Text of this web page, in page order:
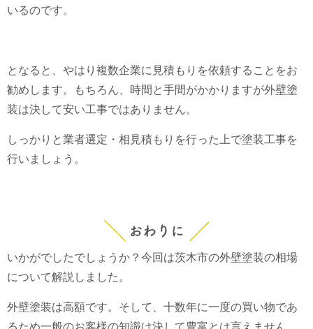
いるのです。
となると、やはり複数企業に見積もりを依頼することをお
勧めします。もちろん、時間と手間がかかりますが外壁塗
装は決して安い工事ではありません。
しっかりと業者選定・相見積もりを行った上で塗装工事を
行いましょう。
おわりに
いかがでしたでしょうか？今回は茨木市の外壁塗装の相場
について解説しました。
外壁塗装は高額です。そして、十数年に一度の買い物であ